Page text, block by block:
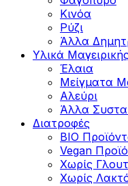
Κινόα
Ρύζι
Άλλα
Υλικά
Έλαια
Μείγματα
Αλεύρι
Άλλα
Διατροφές
BIO
Vegan
Χωρίς
Χωρίς